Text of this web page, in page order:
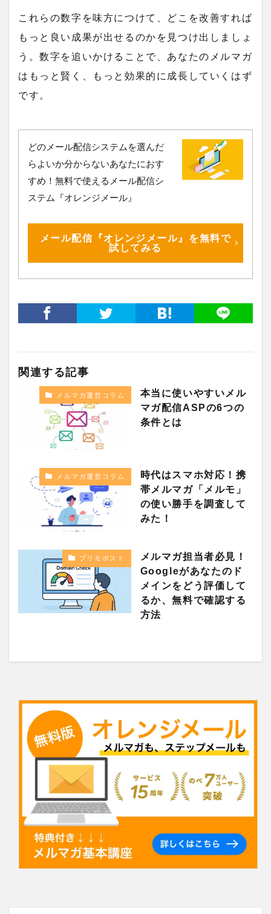
これらの数字を味方につけて、どこを改善すれば
もっと良い成果が出せるのかを見つけ出しましょ
う。数字を追いかけることで、あなたのメルマガ
はもっと賢く、もっと効果的に成長していくはず
です。
どのメール配信システムを選んだ
らよいか分からないあなたにおす
すめ！無料で使えるメール配信シ
ステム『オレンジメール』
メール配信『オレンジメール』を無料で
試してみる
関連する記事
メルマガ運営コラム
本当に使いやすいメル
マガ配信ASPの6つの
条件とは
メルマガ運営コラム
時代はスマホ対応！携
帯メルマガ「メルモ」
の使い勝手を調査して
みた！
プリモポスト
メルマガ担当者必見！
Googleがあなたのド
メインをどう評価して
るか、無料で確認する
方法